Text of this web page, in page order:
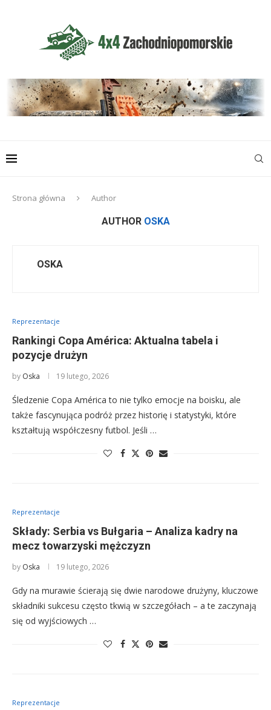
Strona główna Author
AUTHOR OSKA
OSKA
Reprezentacje
Rankingi Copa América: Aktualna tabela i
pozycje drużyn
by Oska 19 lutego, 2026
Śledzenie Copa América to nie tylko emocje na boisku, ale
także fascynująca podróż przez historię i statystyki, które
kształtują współczesny futbol. Jeśli …
Reprezentacje
Składy: Serbia vs Bułgaria – Analiza kadry na
mecz towarzyski mężczyzn
by Oska 19 lutego, 2026
Gdy na murawie ścierają się dwie narodowe drużyny, kluczowe
składniki sukcesu często tkwią w szczegółach – a te zaczynają
się od wyjściowych …
Reprezentacje